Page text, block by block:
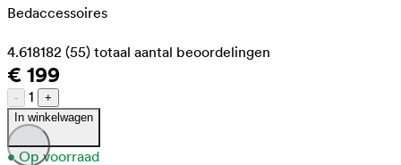
Bedaccessoires
4.618182 (55) totaal aantal beoordelingen
€ 199
- 1
+
In winkelwagen
• Op voorraad